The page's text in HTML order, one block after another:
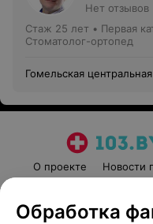
Нет отзывов
Стаж 25 лет • Первая
Стоматолог-ортопед
Гомельская
О проекте Новости
Пользовательское
Обработка